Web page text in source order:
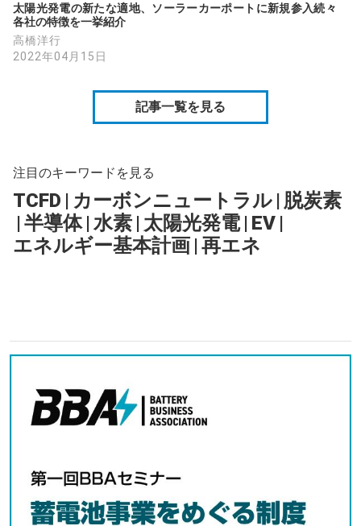
太陽光発電の新たな適地、ソーラーカーポートに新規参入続々
各社の特徴を一挙紹介
高橋洋行
2022年04月15日
記事一覧を見る
注目のキーワードを見る
TCFD | カーボンニュートラル | 脱炭素
|半導体 |水素 | 太陽光発電 | EV |
エネルギー基本計画 |再エネ